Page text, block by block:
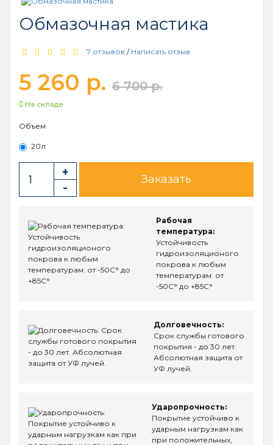
Обмазочная мастика
7 отзывов / Написать отзыв
5 260 р. 6 700 р.
На складе
Объем
20л
Заказать
Рабочая
температура:
Устойчивость
гидроизоляционого
покрова к любым
температурам: от
-50С° до +85С°
Долговечность:
Срок службы готового
покрытия - до 30 лет.
Абсолютная защита от
УФ лучей.
Ударопрочность:
Покрытие устойчиво к
ударным нагрузкам как
при положительных,